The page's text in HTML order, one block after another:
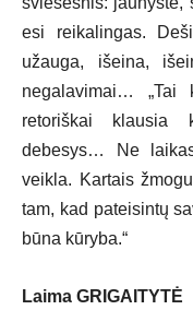
esi reikalingas.
užauga, išeina,
negalavimai… „Tai
retoriškai klausia
debesys… Ne
veikla. Kartais
tam, kad pateisintų
būna kūryba.“
Laima GRIGAITYTĖ